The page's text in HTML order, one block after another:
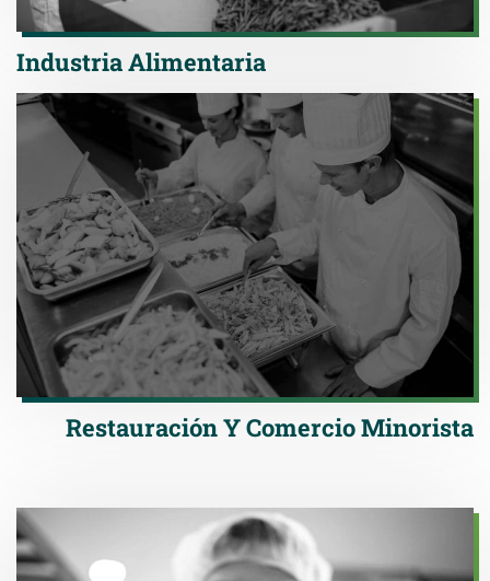
Industria Alimentaria
Restauración Y Comercio Minorista